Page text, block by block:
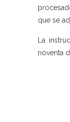
que se
La
noventa